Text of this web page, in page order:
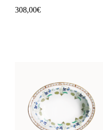
308,00€